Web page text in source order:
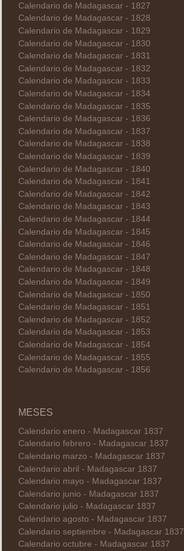
Calendario de Madagascar - 1827
Calendario de Madagascar - 1828
Calendario de Madagascar - 1829
Calendario de Madagascar - 1830
Calendario de Madagascar - 1831
Calendario de Madagascar - 1832
Calendario de Madagascar - 1833
Calendario de Madagascar - 1834
Calendario de Madagascar - 1835
Calendario de Madagascar - 1836
Calendario de Madagascar - 1837
Calendario de Madagascar - 1838
Calendario de Madagascar - 1839
Calendario de Madagascar - 1840
Calendario de Madagascar - 1841
Calendario de Madagascar - 1842
Calendario de Madagascar - 1843
Calendario de Madagascar - 1844
Calendario de Madagascar - 1845
Calendario de Madagascar - 1846
Calendario de Madagascar - 1847
Calendario de Madagascar - 1848
Calendario de Madagascar - 1849
Calendario de Madagascar - 1850
Calendario de Madagascar - 1851
Calendario de Madagascar - 1852
Calendario de Madagascar - 1853
Calendario de Madagascar - 1854
Calendario de Madagascar - 1855
Calendario de Madagascar - 1856
MESES
Calendario enero - Madagascar 1837
Calendario febrero - Madagascar 1837
Calendario marzo - Madagascar 1837
Calendario abril - Madagascar 1837
Calendario mayo - Madagascar 1837
Calendario junio - Madagascar 1837
Calendario julio - Madagascar 1837
Calendario agosto - Madagascar 1837
Calendario septiembre - Madagascar 1837
Calendario octubre - Madagascar 1837